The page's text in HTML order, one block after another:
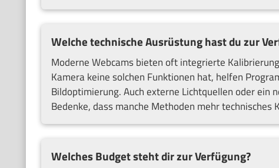
Welche technische Ausrüstung hast du zur
Moderne Webcams bieten oft integrierte
Kamera keine solchen Funktionen hat, helfen
Bildoptimierung. Auch externe Lichtquellen oder ein
Bedenke, dass manche Methoden mehr technisches
Welches Budget steht dir zur Verfügung?